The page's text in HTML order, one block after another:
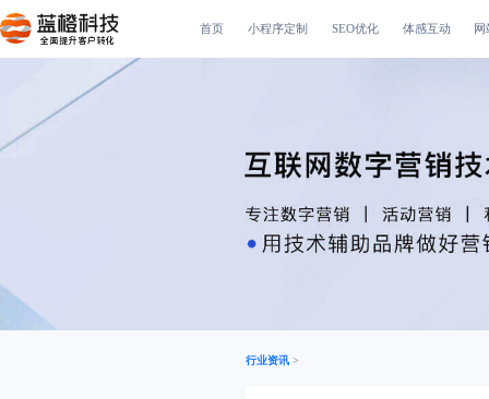
全面提升客户转化
首页 小程序定制 SEO优化 体感互动
行业资讯 >